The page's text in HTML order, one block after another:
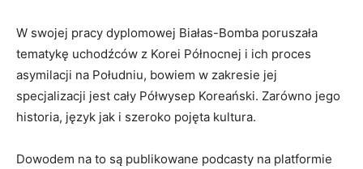
W swojej pracy dyplomowej Białas-Bomba poruszała
tematykę uchodźców z Korei Północnej i ich proces
asymilacji na Południu, bowiem w zakresie jej
specjalizacji jest cały Półwysep Koreański. Zarówno jego
historia, język jak i szeroko pojęta kultura.
Dowodem na to są publikowane podcasty na platformie